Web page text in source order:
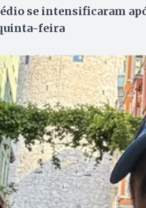
se intensificaram
feira